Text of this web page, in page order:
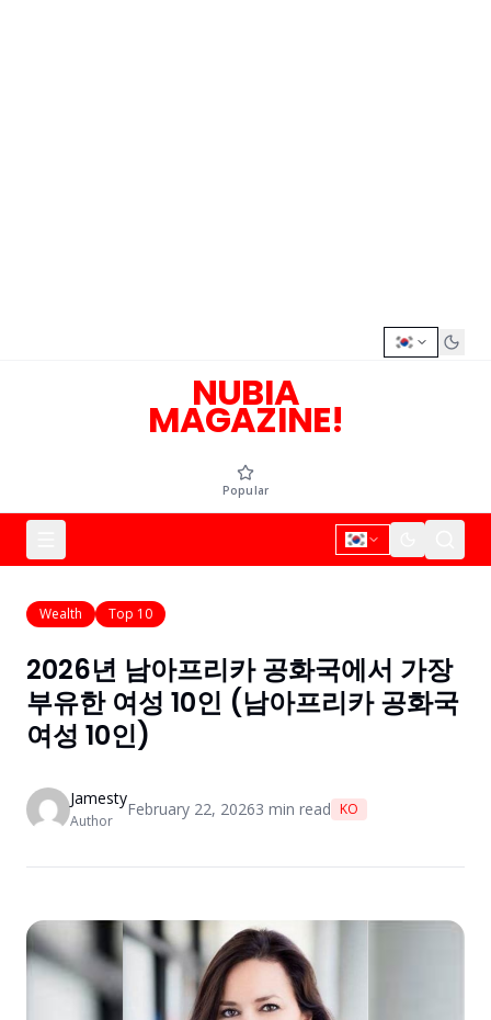
NUBIA
MAGAZINE!
Popular
Wealth Top 10
2026년 남아프리카 공화국에서 가장
부유한 여성 10인 (남아프리카 공화국
여성 10인)
Jamesty
Author
February 22, 20263 min read KO